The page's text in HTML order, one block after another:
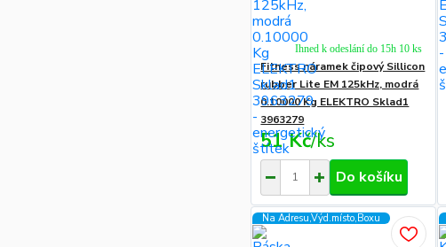
Fitness náramek čipový Sillicon
rubber Lite EM 125kHz, modrá
0.10000 Kg ELEKTRO Sklad1
3963279
51 Kč/ks
Ihned k odeslání do 15h 10 ks
Do košíku
Na Adresu,Výd.místo,Boxu